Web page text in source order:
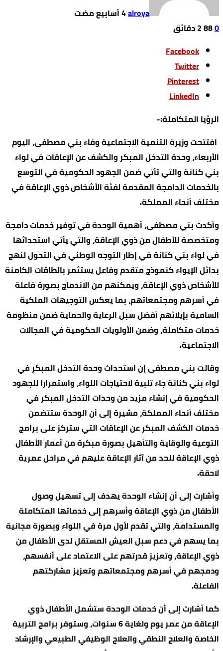
alroya
0
882 ‫دقائق‬
Facebook
Twitter
Pinterest
LinkedIn
الرؤيا المتكاملة:-
افتتحت وزيرة التنمية الاجتماعية وفاء بني مصطفى، اليوم
الأربعاء، وحدة التدخل المبكر والكشف عن الإعاقات في لواء
بني كنانة والتي تأتي ضمن الجهود الحكومية في التوسع
بالخدمات الدامجة المقدمة لفئة الأشخاص ذوي الإعاقة في
مختلف أنحاء المملكة.
وأكدت بني مصطفى، أهمية الوحدة في توفير خدمات دامجة
ومتخصصة للأطفال من ذوي الإعاقة، والتي يأتي استحداثها
في لواء بني كنانة في إطار التوجه الوطني في التحول لنهج
بدائل الإيواء كنموذج متقدم وفاعل يستثمر بالطاقات الكامنة
للأشخاص ذوي الإعاقة، ويمكنهم من الاندماج بصورة فاعلة
في أسرهم ومجتمعاتهم، بما يعكس التوجيهات الملكية
السامية بإيلائهم أفضل سبل الرعاية والحماية ضمن منظومة
خدمات متكاملة، وضمن الأولويات الحكومية في المجالات
الاجتماعية.
وقالت بني مصطفى إن استحداث وحدة التدخل المبكر في
لواء بني كنانة جاء تلبية لاحتياجات اللواء، واستمرارا للجهود
الحكومية في إنشاء مزيد من وحدات التدخل المبكر في
مختلف أنحاء المملكة، مشيرة إلى أن الوحدة ستتضمن
خدمات الكشف المبكر عن الإعاقات التي ستركز على برامج
التوعية والوقاية والتأهيل بصورة مبكرة من أعمار الأطفال
ذوي الإعاقة للحد من آثار الإعاقة عليهم في مراحل عمرية
لاحقة.
وأشارت إلى أن إنشاء الوحدة يهدف إلى تسهيل وصول
الأطفال من ذوي الإعاقة وأسرهم إلى خدماتها المتكاملة
والمستدامة، والتي تقدم لأول مرة في اللواء وبصورة مجانية
بما يسهم في دعم سبل العيش المستقل لدى الأطفال من
ذوي الإعاقة، وتعزيز قدرتهم على الاعتماد على أنفسهم،
ودمجهم في أسرهم ومجتمعاتهم وتعزيز مشاركتهم
الفاعلة.
كما أشارت إلى أن خدمات الوحدة ستشمل الأطفال ذوي
الإعاقة من عمر يوم ولغاية 6 سنوات، وستوفر برامج التربية
الخاصة والعلاج النطقي والعلاج الوظيفي الطبيعي والإرشاد